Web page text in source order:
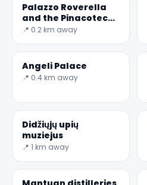
Palazzo Roverella
and the Pinacoteca
Dell ' Accademia dei
📍 0.2 km away
Angeli Palace
📍 0.4 km away
Didžiųjų upių
muziejus
📍 1 km away
🏆🏆 #1 Trip Planner
Rated best travel app